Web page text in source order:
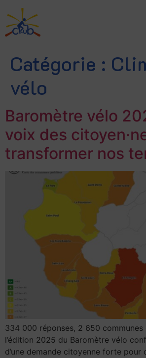
Catégorie :
vélo
Baromètre vélo
voix des
transformer nos
334 000 réponses, 2 650 communes
l’édition 2025 du Baromètre vélo
d’une demande citoyenne forte pour